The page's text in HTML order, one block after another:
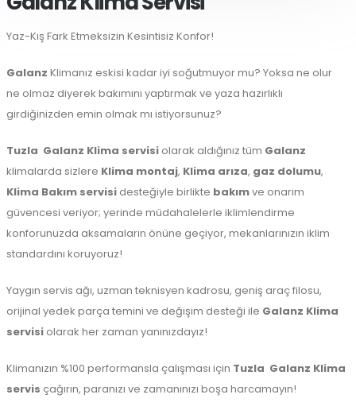
Yaz-Kış Fark Etmeksizin Kesintisiz Konfor!
Galanz Klimanız eskisi kadar iyi soğutmuyor mu? Yoksa ne olur
ne olmaz diyerek bakımını yaptırmak ve yaza hazırlıklı
girdiğinizden emin olmak mı istiyorsunuz?
Tuzla Galanz Klima servisi olarak aldığınız tüm Galanz
klimalarda sizlere Klima montaj, Klima arıza, gaz dolumu,
Klima Bakım servisi desteğiyle birlikte bakımve onarım
güvencesi veriyor; yerinde müdahalelerle iklimlendirme
konforunuzda aksamaların önüne geçiyor, mekanlarınızın iklim
standardını koruyoruz!
Yaygın servis ağı, uzman teknisyen kadrosu, geniş araç filosu,
orijinal yedek parça temini ve değişim desteği ile Galanz Klima
servisi olarak her zaman yanınızdayız!
Klimanızın %100 performansla çalışması için Tuzla Galanz Klima
servis çağırın, paranızı ve zamanınızı boşa harcamayın!